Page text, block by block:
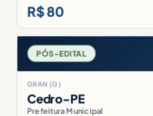
R$ 80
PÓS-EDITAL
GRAN (G)
Cedro-PE
Prefeitura Municipal